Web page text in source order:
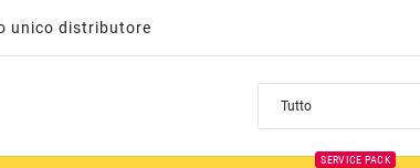
unico distributore
SERVICE PACK